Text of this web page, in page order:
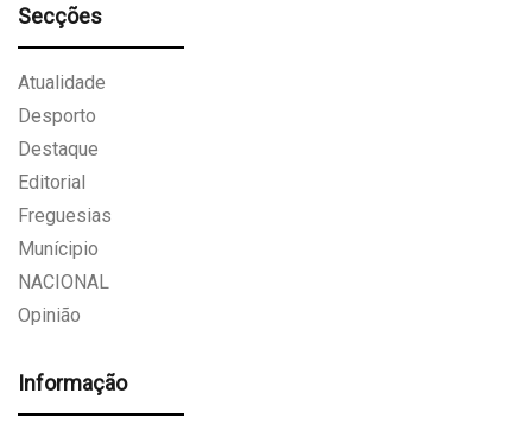
Secções
Atualidade
Desporto
Destaque
Editorial
Freguesias
Munícipio
NACIONAL
Opinião
Informação